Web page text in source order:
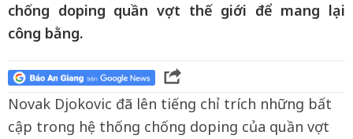
chống doping quần vợt thế giới để mang lại
công bằng.
Novak Djokovic đã lên tiếng chỉ trích những bất
cập trong hệ thống chống doping của quần vợt